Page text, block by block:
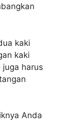
kaki
kaki
harus
Anda